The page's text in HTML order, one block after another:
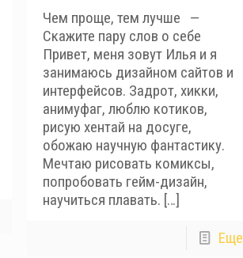
Чем проще, тем лучше —
Скажите пару слов о себе
Привет, меня зовут Илья и я
занимаюсь дизайном сайтов и
интерфейсов. Задрот, хикки,
анимуфаг, люблю котиков,
рисую хентай на досуге,
обожаю научную фантастику.
Мечтаю рисовать комиксы,
попробовать гейм-дизайн,
научиться плавать. […]
Еще